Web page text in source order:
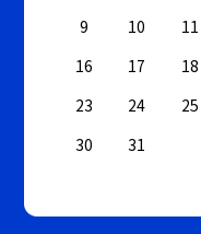
9
10 11
16
17 18
23
24 25
30
31